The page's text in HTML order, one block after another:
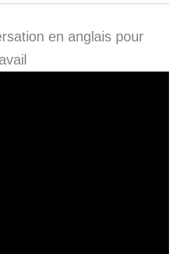
en anglais pour